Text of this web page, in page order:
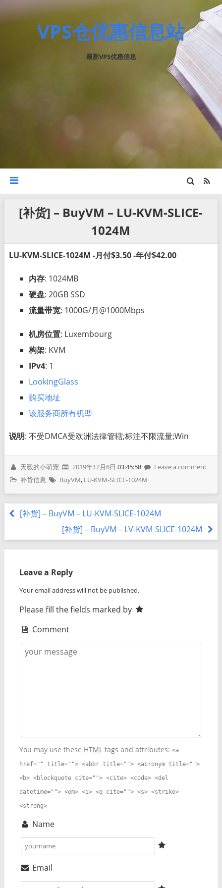
VPS仓优惠信息站
最新VPS优惠信息
[补货] – BuyVM – LU-KVM-SLICE-
1024M
LU-KVM-SLICE-1024M -月付$3.50 -年付$42.00
内存: 1024MB
硬盘: 20GB SSD
流量带宽: 1000G/月@1000Mbps
机房位置: Luxembourg
构架: KVM
IPv4: 1
LookingGlass
购买地址
该服务商所有机型
说明: 不受DMCA受欧洲法律管辖;标注不限流量;Win
天毅的小萌宠 2019年12月6日 03:45:58
Leave a comment
补货信息
BuyVM, LU-KVM-SLICE-1024M
[补货] – BuyVM – LU-KVM-SLICE-1024M
[补货] – BuyVM – LV-KVM-SLICE-1024M
Leave a Reply
Your email address will not be published.
Please fill the fields marked by
Comment
You may use these HTMLtags and attributes: <a
href="" title=""> <abbr title=""> <acronym title="">
<b> <blockquote cite=""> <cite> <code> <del
datetime=""> <em> <i> <q cite=""> <s> <strike>
<strong>
Name
Email